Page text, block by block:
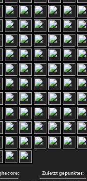
Zuletzt gepunktet: